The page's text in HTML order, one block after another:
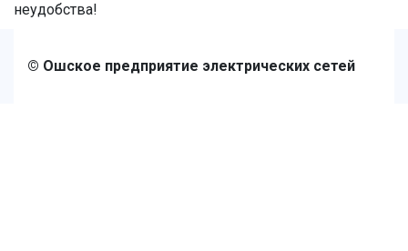
неудобства!
© Ошское предприятие электрических сетей